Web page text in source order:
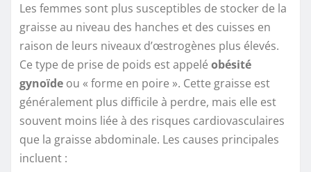
Les femmes sont plus susceptibles de stocker de la
graisse au niveau des hanches et des cuisses en
raison de leurs niveaux d’œstrogènes plus élevés.
Ce type de prise de poids est appelé obésité
gynoïde ou « forme en poire ». Cette graisse est
généralement plus difficile à perdre, mais elle est
souvent moins liée à des risques cardiovasculaires
que la graisse abdominale. Les causes principales
incluent :